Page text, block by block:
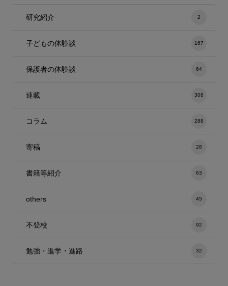
研究紹介 2
子どもの体験談 167
保護者の体験談 64
連載 308
コラム 288
寄稿 28
書籍等紹介 63
others 45
不登校 92
勉強・進学・進路 32